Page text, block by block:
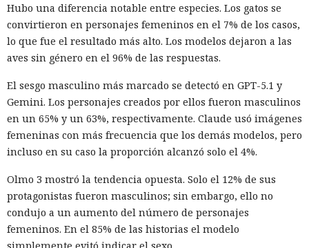
Hubo una diferencia notable entre especies. Los gatos se
convirtieron en personajes femeninos en el 7% de los casos,
lo que fue el resultado más alto. Los modelos dejaron a las
aves sin género en el 96% de las respuestas.
El sesgo masculino más marcado se detectó en GPT-5.1 y
Gemini. Los personajes creados por ellos fueron masculinos
en un 65% y un 63%, respectivamente. Claude usó imágenes
femeninas con más frecuencia que los demás modelos, pero
incluso en su caso la proporción alcanzó solo el 4%.
Olmo 3 mostró la tendencia opuesta. Solo el 12% de sus
protagonistas fueron masculinos; sin embargo, ello no
condujo a un aumento del número de personajes
femeninos. En el 85% de las historias el modelo